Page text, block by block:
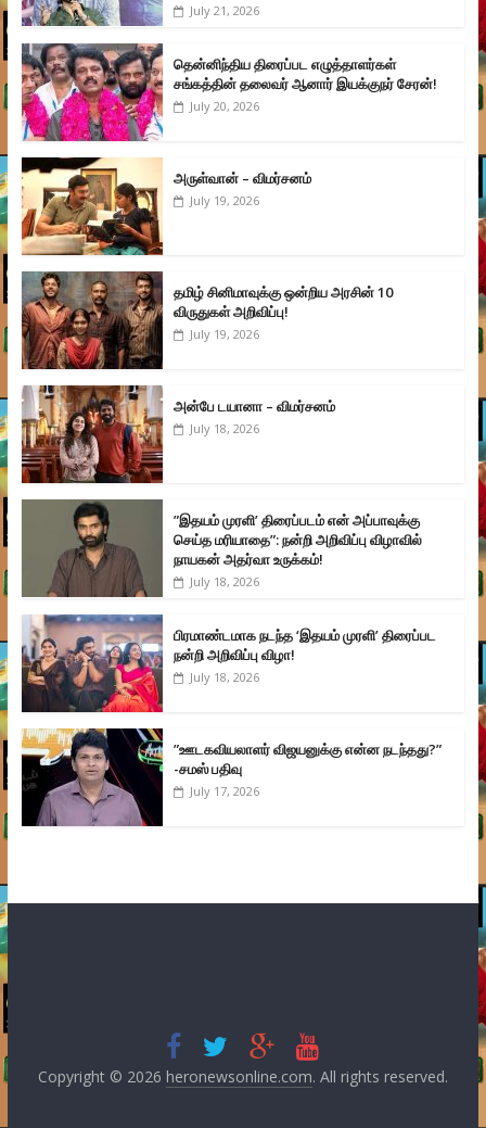
July 21, 2026
தென்னிந்திய திரைப்பட எழுத்தாளர்கள்
சங்கத்தின் தலைவர் ஆனார் இயக்குநர் சேரன்!
July 20, 2026
அருள்வான் – விமர்சனம்
July 19, 2026
தமிழ் சினிமாவுக்கு ஒன்றிய அரசின் 10
விருதுகள் அறிவிப்பு!
July 19, 2026
அன்பே டயானா – விமர்சனம்
July 18, 2026
”இதயம் முரளி’ திரைப்படம் என் அப்பாவுக்கு
செய்த மரியாதை”: நன்றி அறிவிப்பு விழாவில்
நாயகன் அதர்வா உருக்கம்!
July 18, 2026
பிரமாண்டமாக நடந்த ‘இதயம் முரளி’ திரைப்பட
நன்றி அறிவிப்பு விழா!
July 18, 2026
”ஊடகவியலாளர் விஜயனுக்கு என்ன நடந்தது?”
-சமஸ் பதிவு
July 17, 2026
Copyright © 2026 heronewsonline.com. All rights reserved.